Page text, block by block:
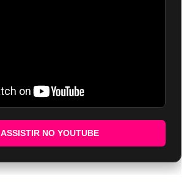
ASSISTIR NO YOUTUBE